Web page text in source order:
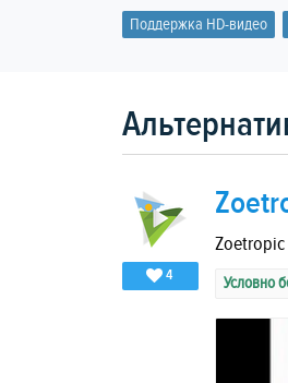
Поддержка HD-видео
4 Условно